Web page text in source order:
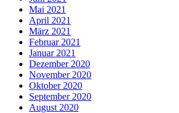
Mai 2021
April 2021
März 2021
Februar 2021
Januar 2021
Dezember 2020
November 2020
Oktober 2020
September 2020
August 2020